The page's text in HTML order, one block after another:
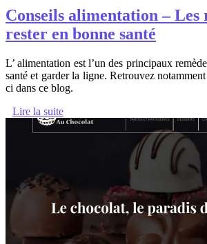
Conseils alimentation – Les
rester en bonne santé
L’ alimentation est l’un des principaux
santé et garder la ligne. Retrouvez
ci dans ce blog.
Lire la suite